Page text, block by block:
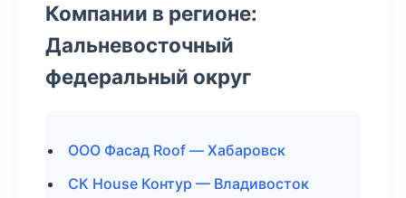
Компании в регионе:
Дальневосточный
федеральный округ
ООО Фасад Roof — Хабаровск
СК House Контур — Владивосток